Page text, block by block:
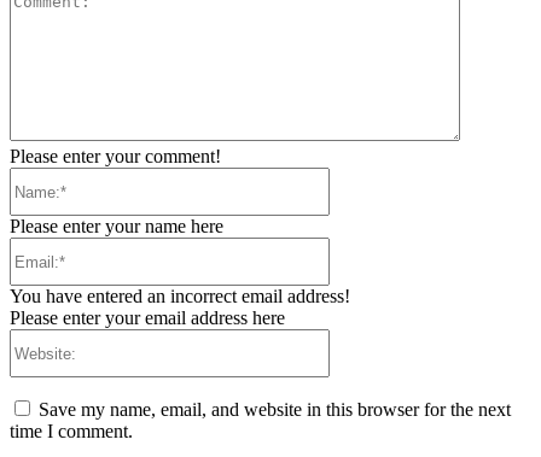
Please enter your comment!
Please enter your name here
You have entered an incorrect email address!
Please enter your email address here
Save my name, email, and website in this browser for the next
time I comment.